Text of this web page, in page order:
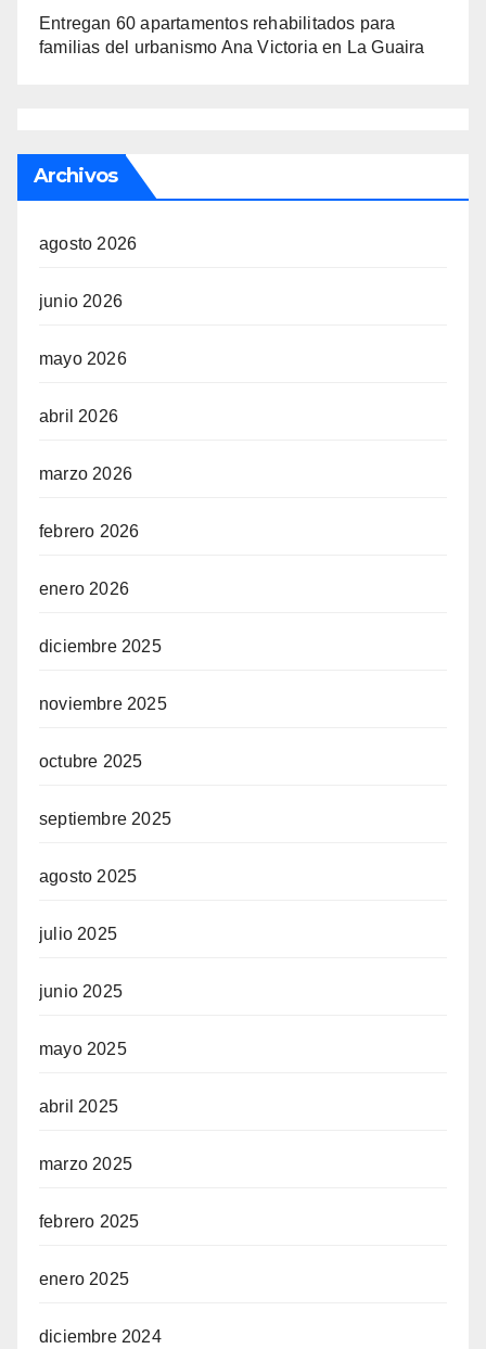
Entregan 60 apartamentos rehabilitados para
familias del urbanismo Ana Victoria en La Guaira
Archivos
agosto 2026
junio 2026
mayo 2026
abril 2026
marzo 2026
febrero 2026
enero 2026
diciembre 2025
noviembre 2025
octubre 2025
septiembre 2025
agosto 2025
julio 2025
junio 2025
mayo 2025
abril 2025
marzo 2025
febrero 2025
enero 2025
diciembre 2024